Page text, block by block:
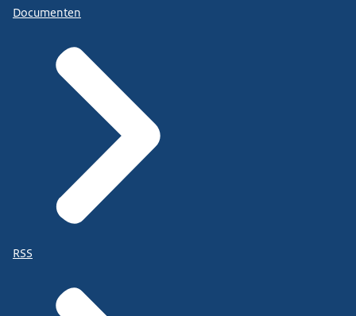
Documenten
RSS